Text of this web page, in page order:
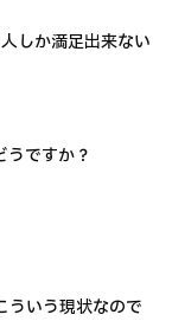
しか満足出来ない
うですか？
ういう現状なので